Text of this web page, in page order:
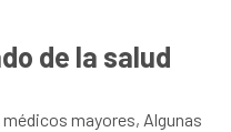
de la salud
mayores, Algunas